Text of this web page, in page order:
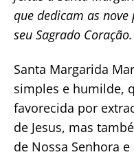
o
o
p
p
que dedicam as
seu Sagrado Coração.
Santa Margarida
simples e humilde,
favorecida por
de Jesus, mas
de Nossa Senhora